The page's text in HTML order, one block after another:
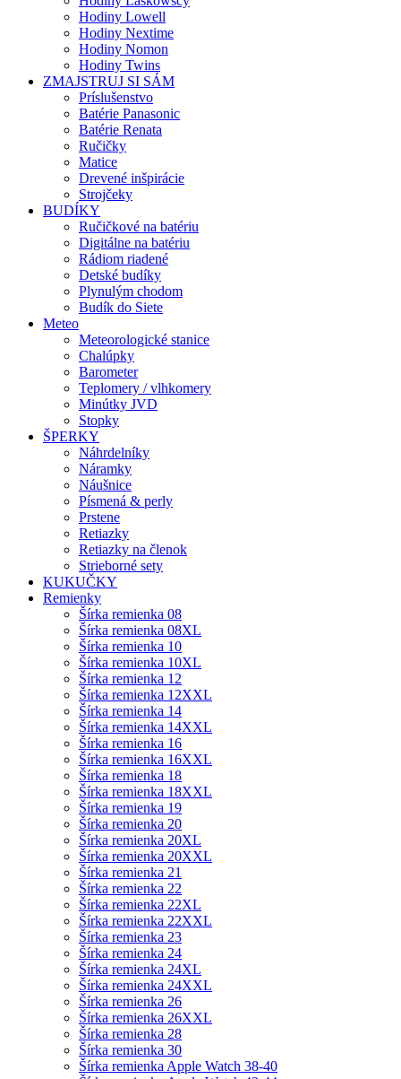
Hodiny Lowell
Hodiny Nextime
Hodiny Nomon
Hodiny Twins
ZMAJSTRUJ SI SÁM
Príslušenstvo
Batérie Panasonic
Batérie Renata
Ručičky
Matice
Drevené inšpirácie
Strojčeky
BUDÍKY
Ručičkové na batériu
Digitálne na batériu
Rádiom riadené
Detské budíky
Plynulým chodom
Budík do Siete
Meteo
Meteorologické stanice
Chalúpky
Barometer
Teplomery / vlhkomery
Minútky JVD
Stopky
ŠPERKY
Náhrdelníky
Náramky
Náušnice
Písmená & perly
Prstene
Retiazky
Retiazky na členok
Strieborné sety
KUKUČKY
Remienky
Šírka remienka 08
Šírka remienka 08XL
Šírka remienka 10
Šírka remienka 10XL
Šírka remienka 12
Šírka remienka 12XXL
Šírka remienka 14
Šírka remienka 14XXL
Šírka remienka 16
Šírka remienka 16XXL
Šírka remienka 18
Šírka remienka 18XXL
Šírka remienka 19
Šírka remienka 20
Šírka remienka 20XL
Šírka remienka 20XXL
Šírka remienka 21
Šírka remienka 22
Šírka remienka 22XL
Šírka remienka 22XXL
Šírka remienka 23
Šírka remienka 24
Šírka remienka 24XL
Šírka remienka 24XXL
Šírka remienka 26
Šírka remienka 26XXL
Šírka remienka 28
Šírka remienka 30
Šírka remienka Apple Watch 38-40